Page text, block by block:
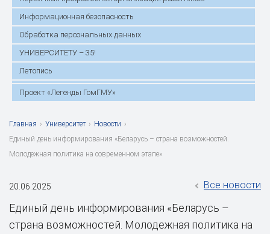
Информационная безопасность
Обработка персональных данных
УНИВЕРСИТЕТУ – 35!
Летопись
Проект «Легенды ГомГМУ»
Главная › Университет › Новости ›
Единый день информирования «Беларусь – страна возможностей.
Молодежная политика на современном этапе»
20.06.2025 Все новости
Единый день информирования «Беларусь –
страна возможностей. Молодежная политика на